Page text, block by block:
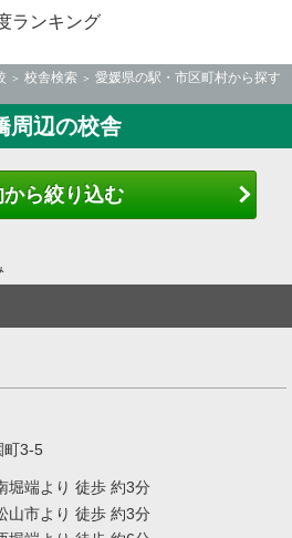
ランキング
校舎検索
愛媛県の駅・市区町村から探す
周辺の校舎
から絞り込む
町3-5
堀端より 徒歩 約3分
山市より 徒歩 約3分